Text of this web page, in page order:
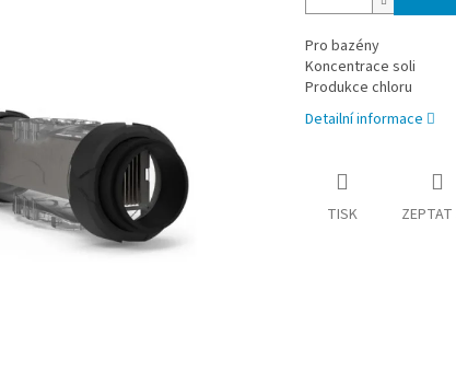
Pro bazény
Koncentrace soli
Produkce chloru
Detailní informace
TISK ZEPTAT